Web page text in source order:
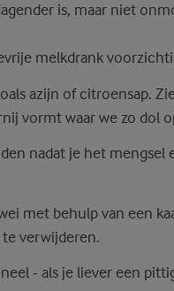
is, maar niet
melkdrank
azijn of citroensap.
vormt waar we zo dol
nadat je het mengsel
met behulp van een
verwijderen.
- als je liever een